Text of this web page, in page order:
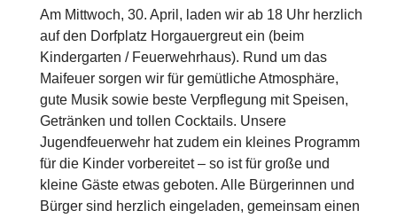
Am Mittwoch, 30. April, laden wir ab 18 Uhr herzlich
auf den Dorfplatz Horgauergreut ein (beim
Kindergarten / Feuerwehrhaus). Rund um das
Maifeuer sorgen wir für gemütliche Atmosphäre,
gute Musik sowie beste Verpflegung mit Speisen,
Getränken und tollen Cocktails. Unsere
Jugendfeuerwehr hat zudem ein kleines Programm
für die Kinder vorbereitet – so ist für große und
kleine Gäste etwas geboten. Alle Bürgerinnen und
Bürger sind herzlich eingeladen, gemeinsam einen